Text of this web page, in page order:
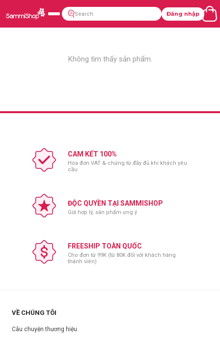
Đăng nhập
Không tìm thấy sản phẩm.
CAM KẾT 100%
Hóa đơn VAT & chứng từ đầy đủ khi khách yêu
cầu
ĐỘC QUYỀN TẠI SAMMISHOP
Giá hợp lý, sản phẩm ưng ý
FREESHIP TOÀN QUỐC
Cho đơn từ 99K (từ 80K đối với khách hàng
thành viên)
VỀ CHÚNG TÔI
Câu chuyện thương hiệu